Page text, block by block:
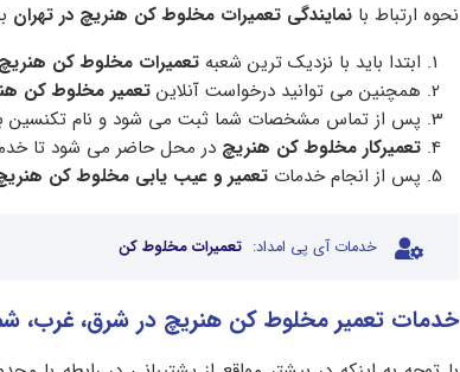
نحوه ارتباط بانمایندگی تعمیرات مخلوط کن هنریچ در تهران
ابتدا باید با نزدیک ترین شعبه تعمیرات مخلوط کن هنریچ
همچنین می توانید درخواست آنلاین تعمیر مخلوط کن
پس از تماس مشخصات شما ثبت می شود و نام تکنسین
تعمیرکار مخلوط کن هنریچ در محل حاضر می شود تا
پس از انجام خدماتتعمیر و عیب یابی مخلوط کن
خدمات آی پی امداد: تعمیرات مخلوط کن
خدمات تعمیر مخلوط کن هنریچ در شرق، غرب،